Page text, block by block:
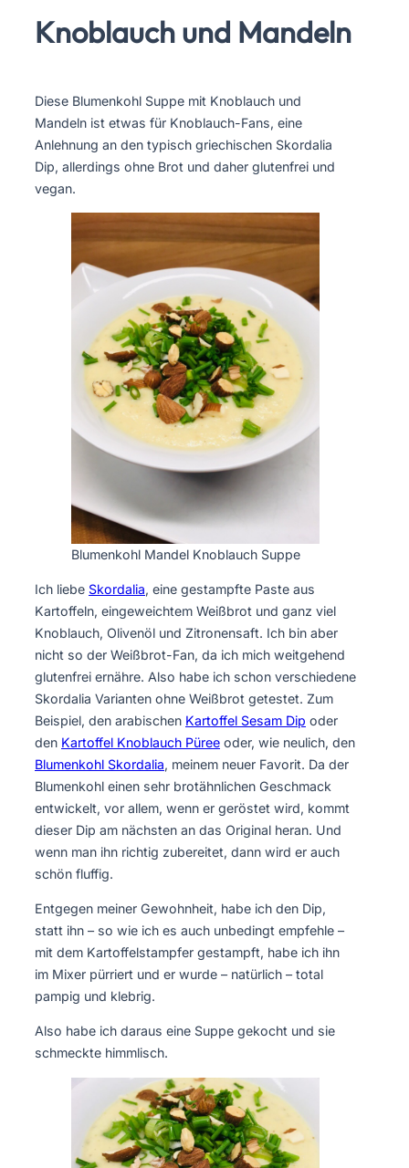
Knoblauch und Mandeln
Diese Blumenkohl Suppe mit Knoblauch und
Mandeln ist etwas für Knoblauch-Fans, eine
Anlehnung an den typisch griechischen Skordalia
Dip, allerdings ohne Brot und daher glutenfrei und
vegan.
Blumenkohl Mandel Knoblauch Suppe
Ich liebe Skordalia, eine gestampfte Paste aus
Kartoffeln, eingeweichtem Weißbrot und ganz viel
Knoblauch, Olivenöl und Zitronensaft. Ich bin aber
nicht so der Weißbrot-Fan, da ich mich weitgehend
glutenfrei ernähre. Also habe ich schon verschiedene
Skordalia Varianten ohne Weißbrot getestet. Zum
Beispiel, den arabischen Kartoffel Sesam Dip oder
den Kartoffel Knoblauch Püree oder, wie neulich, den
Blumenkohl Skordalia, meinem neuer Favorit. Da der
Blumenkohl einen sehr brotähnlichen Geschmack
entwickelt, vor allem, wenn er geröstet wird, kommt
dieser Dip am nächsten an das Original heran. Und
wenn man ihn richtig zubereitet, dann wird er auch
schön fluffig.
Entgegen meiner Gewohnheit, habe ich den Dip,
statt ihn – so wie ich es auch unbedingt empfehle –
mit dem Kartoffelstampfer gestampft, habe ich ihn
im Mixer pürriert und er wurde – natürlich – total
pampig und klebrig.
Also habe ich daraus eine Suppe gekocht und sie
schmeckte himmlisch.